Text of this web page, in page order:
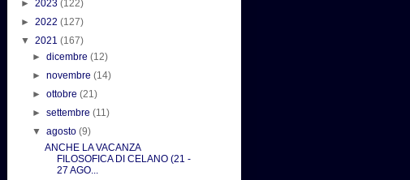
► 2023 (122)
► 2022 (127)
▼ 2021 (167)
►dicembre(12)
►novembre(14)
►ottobre(21)
►settembre(11)
▼agosto(9)
ANCHE LA VACANZA
FILOSOFICA DI CELANO (21 -
27 AGO...